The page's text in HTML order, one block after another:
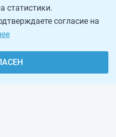
статистики.
согласие на